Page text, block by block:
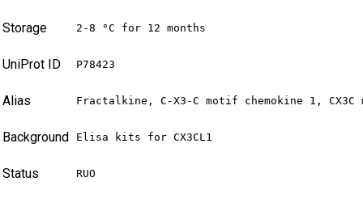
Storage 2-8 °C for 12 months
UniProt ID P78423
Alias Fractalkine, C-X3-C motif chemokine 1, CX3C
Background Elisa kits for CX3CL1
Status RUO